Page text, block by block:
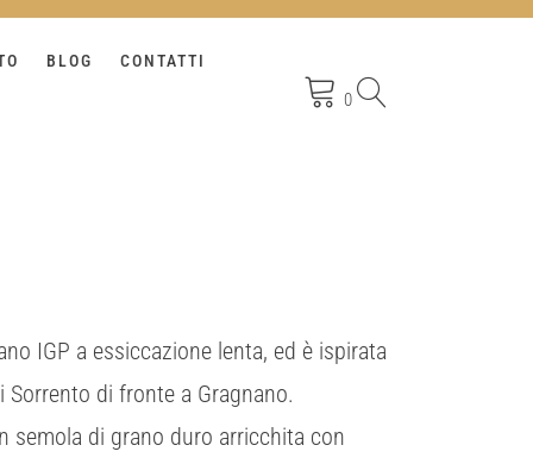
BLOG CONTATTI
0
IGP a essiccazione lenta, ed è ispirata
di fronte a Gragnano.
semola di grano duro arricchita con